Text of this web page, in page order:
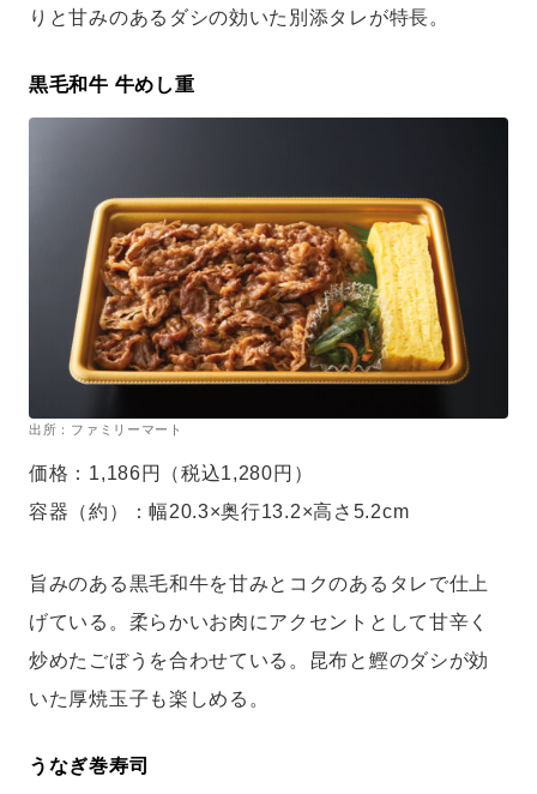
りと甘みのあるダシの効いた別添タレが特長。
黒毛和牛 牛めし重
出所：ファミリーマート
価格：1,186円（税込1,280円）
容器（約）：幅20.3×奥行13.2×高さ5.2cm
旨みのある黒毛和牛を甘みとコクのあるタレで仕上
げている。柔らかいお肉にアクセントとして甘辛く
炒めたごぼうを合わせている。昆布と鰹のダシが効
いた厚焼玉子も楽しめる。
うなぎ巻寿司